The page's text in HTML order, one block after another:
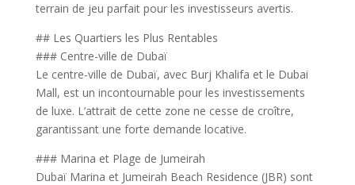
terrain de jeu parfait pour les investisseurs avertis.
## Les Quartiers les Plus Rentables
### Centre-ville de Dubaï
Le centre-ville de Dubaï, avec Burj Khalifa et le Dubai
Mall, est un incontournable pour les investissements
de luxe. L’attrait de cette zone ne cesse de croître,
garantissant une forte demande locative.
### Marina et Plage de Jumeirah
Dubaï Marina et Jumeirah Beach Residence (JBR) sont